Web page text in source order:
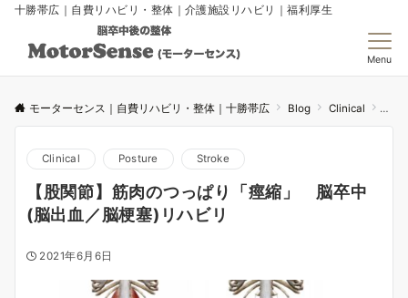
十勝帯広｜自費リハビリ・整体｜介護施設リハビリ｜福利厚生
Menu
モーターセンス｜自費リハビリ・整体｜十勝帯広 Blog Clinical 【股
Clinical Posture Stroke
【股関節】筋肉のつっぱり「痙縮」 脳卒中
(脳出血／脳梗塞)リハビリ
2021年6月6日